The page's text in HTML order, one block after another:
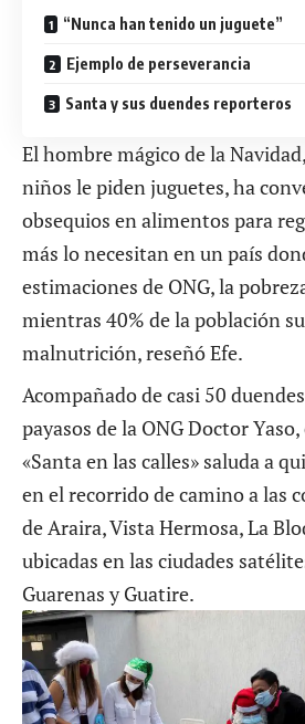
“Nunca han tenido un juguete”
Ejemplo de perseverancia
Santa y sus duendes reporteros
El hombre mágico de la
niños le piden juguetes, ha
obsequios en alimentos para
más lo necesitan en un país
estimaciones de ONG, la
mientras 40% de la población
malnutrición, reseñó Efe.
Acompañado de casi 50
payasos de la ONG Doctor
«Santa en las calles» saluda a
en el recorrido de camino a las
de Araira, Vista Hermosa, La
ubicadas en las ciudades
Guarenas y Guatire.